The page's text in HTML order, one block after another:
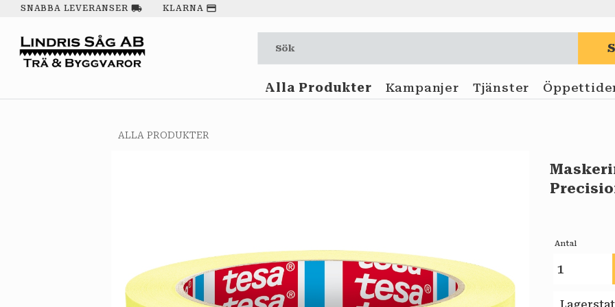
SNABBA LEVERANSER local_shipping KLARNA payment
Alla Produkter Kampanjer Tjänster
ALLA PRODUKTER
Antal